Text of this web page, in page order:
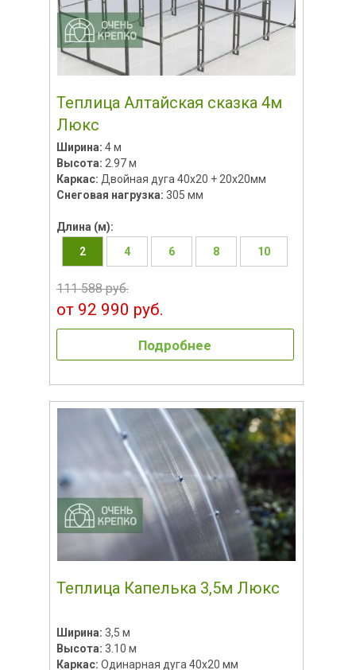
Теплица Алтайская сказка 4м
Люкс
Ширина: 4 м
Высота: 2.97 м
Каркас: Двойная дуга 40х20 + 20х20мм
Снеговая нагрузка: 305 мм
Длина (м):
2
4 6 8 10
111 588 руб.
от 92 990 руб.
Подробнее
Теплица Капелька 3,5м Люкс
Ширина: 3,5 м
Высота: 3.10 м
Каркас: Одинарная дуга 40х20 мм